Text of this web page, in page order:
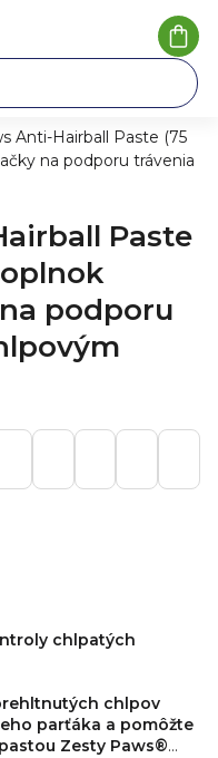
Anti-Hairball Paste (75
na podporu trávenia
Paste
podporu
chlpatých
chlpov
parťáka a pomôžte
Zesty Paws®